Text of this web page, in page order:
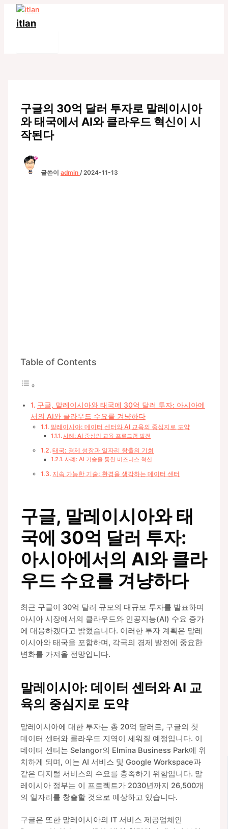
itlan
구글의 30억 달러 투자로 말레이시아
와 태국에서 AI와 클라우드 혁신이 시
작된다
글쓴이 admin /2024-11-13
Table of Contents
구글, 말레이시아와 태국에 30억 달러 투자: 아시아에
서의 AI와 클라우드 수요를 겨냥하다
말레이시아: 데이터 센터와 AI 교육의 중심지로 도약
사례: AI 중심의 교육 프로그램 발전
태국: 경제 성장과 일자리 창출의 기회
사례: AI 기술을 통한 비즈니스 혁신
지속 가능한 기술: 환경을 생각하는 데이터 센터
구글, 말레이시아와 태
국에 30억 달러 투자:
아시아에서의 AI와 클라
우드 수요를 겨냥하다
최근 구글이 30억 달러 규모의 대규모 투자를 발표하며
아시아 시장에서의 클라우드와 인공지능(AI) 수요 증가
에 대응하겠다고 밝혔습니다. 이러한 투자 계획은 말레
이시아와 태국을 포함하며, 각국의 경제 발전에 중요한
변화를 가져올 전망입니다.
말레이시아: 데이터 센터와 AI 교
육의 중심지로 도약
말레이시아에 대한 투자는 총 20억 달러로, 구글의 첫
데이터 센터와 클라우드 지역이 세워질 예정입니다. 이
데이터 센터는 Selangor의 Elmina Business Park에 위
치하게 되며, 이는 AI 서비스 및 Google Workspace과
같은 디지털 서비스의 수요를 충족하기 위함입니다. 말
레이시아 정부는 이 프로젝트가 2030년까지 26,500개
의 일자리를 창출할 것으로 예상하고 있습니다.
구글은 또한 말레이시아의 IT 서비스 제공업체인